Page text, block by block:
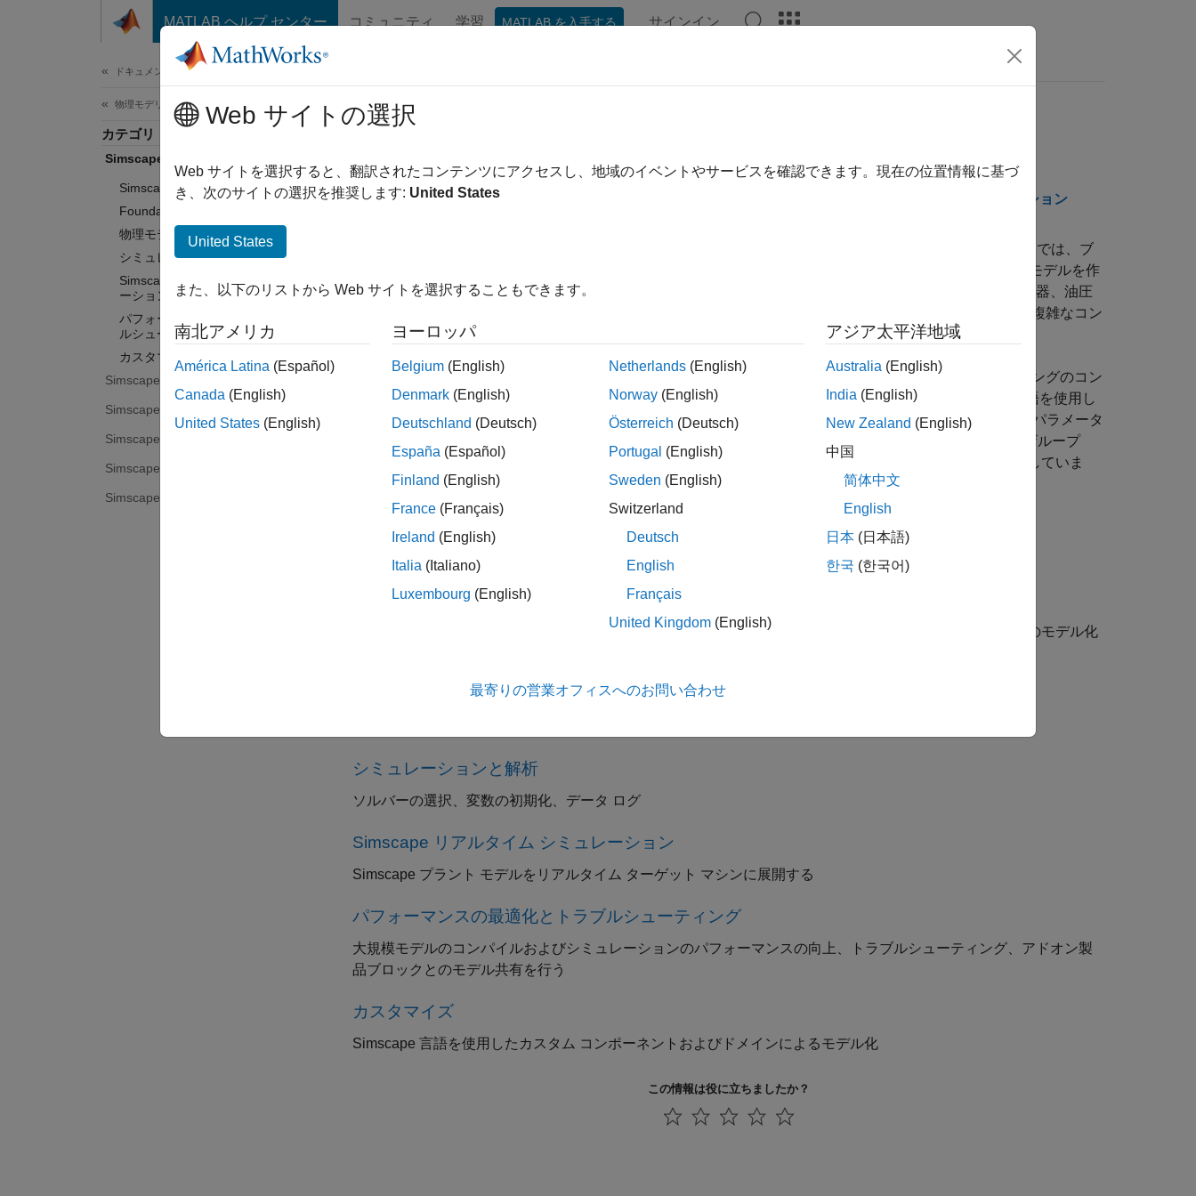
コンテンツへスキップ
MATLAB ヘルプ センター コミュニティ 学習 MATLAB を入手する サインイン
ドキュメンテーションのホーム
物理モデリング
カテゴリ
Simscape
Simscape 入門
Foundation ブロック ライブラリ
物理モデリング手法
シミュレーションと解析
Simscape リアルタイム シミュレ
ーション
パフォーマンスの最適化とトラブ
ルシューティング
カスタマイズ
Simscape Battery
Simscape Driveline
Simscape Electrical
Simscape Fluids
Simscape Multibody
Simscape
マルチドメイン物理システムのモデル化とシミュレ
リリース ノート
PDF 版ドキュメンテーション
環境内に物理システムのモデルをすばやく作成できます。Simscape では、ブ
ロック線図やその他のモデリング パラダイムと直接統合される物理的接続に基づいた物理コンポーネント モデルを作
成します。基本的なコンポーネントを組み合わせて構成図を作成することで、電気モーター、ブリッジ整流器、油圧
アクチュエータ、冷却システムなどのシステムをモデル化します。Simscape アドオン製品により、さらに複雑なコン
ポーネントや解析機能が提供されます。
Simscape は、制御システムの開発とシステムレベルのパフォーマンスのテストを支援します。物理モデリングのコン
ポーネント、ドメインおよびライブラリをテキスト ベースで作成できる MATLAB®ベースの Simscape 言語を使用し
て、カスタム コンポーネント モデルを作成することができます。MATLAB の変数と式を使用してモデルをパラメータ
ー化し、Simulink で物理システムの制御システムを設計することができます。モデルをハードウェアインザループ
(HIL) システムなどの他のシミュレーション環境に展開するため、Simscape では C コード生成をサポートしていま
Simscape の基礎を学ぶ
Foundation ブロック ライブラリ
Foundation および Utilities ライブラリ内の物理モデリング ブロック、ユーティリティ関数、ドメイン固有のモデル化
物理モデリング手法
シミュレーションと解析
ソルバーの選択、変数の初期化、データ ログ
Simscape リアルタイム シミュレーション
Simscape プラント モデルをリアルタイム ターゲット マシンに展開する
パフォーマンスの最適化とトラブルシューティング
大規模モデルのコンパイルおよびシミュレーションのパフォーマンスの向上、トラブルシューティング、アドオン製
品ブロックとのモデル共有を行う
カスタマイズ
Simscape 言語を使用したカスタム コンポーネントおよびドメインによるモデル化
この情報は役に立ちましたか？
Web サイトの選択
Web サイトを選択すると、翻訳されたコンテンツにアクセスし、地域のイベントやサービスを確認できます。現在の位置情報に基づ
き、次のサイトの選択を推奨します: United States
United States
また、以下のリストから Web サイトを選択することもできます。
南北アメリカ
América Latina (Español)
Canada (English)
United States (English)
ヨーロッパ
Belgium (English)
Denmark (English)
Deutschland (Deutsch)
España (Español)
Finland (English)
France (Français)
Ireland (English)
Italia (Italiano)
Luxembourg (English)
Netherlands (English)
Norway (English)
Österreich (Deutsch)
Portugal (English)
Sweden (English)
Switzerland
Deutsch
English
Français
United Kingdom (English)
アジア太平洋地域
Australia (English)
India (English)
New Zealand (English)
中国
简体中文
English
日本 (日本語)
한국 (한국어)
最寄りの営業オフィスへのお問い合わせ